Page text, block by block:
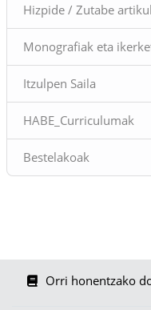
Hizpide / Zutabe
Monografiak eta
Itzulpen Saila
HABE_Curriculumak
Bestelakoak
Orri honentzako